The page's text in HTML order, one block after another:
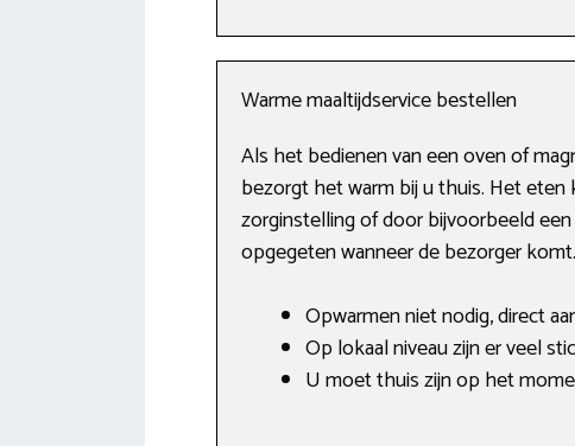
Warme maaltijdservice bestellen
Als het bedienen van een oven of
bezorgt het warm bij u thuis. Het
zorginstelling of door bijvoorbeeld
opgegeten wanneer de bezorger komt.
Opwarmen niet nodig, direct
Op lokaal niveau zijn er veel
U moet thuis zijn op het